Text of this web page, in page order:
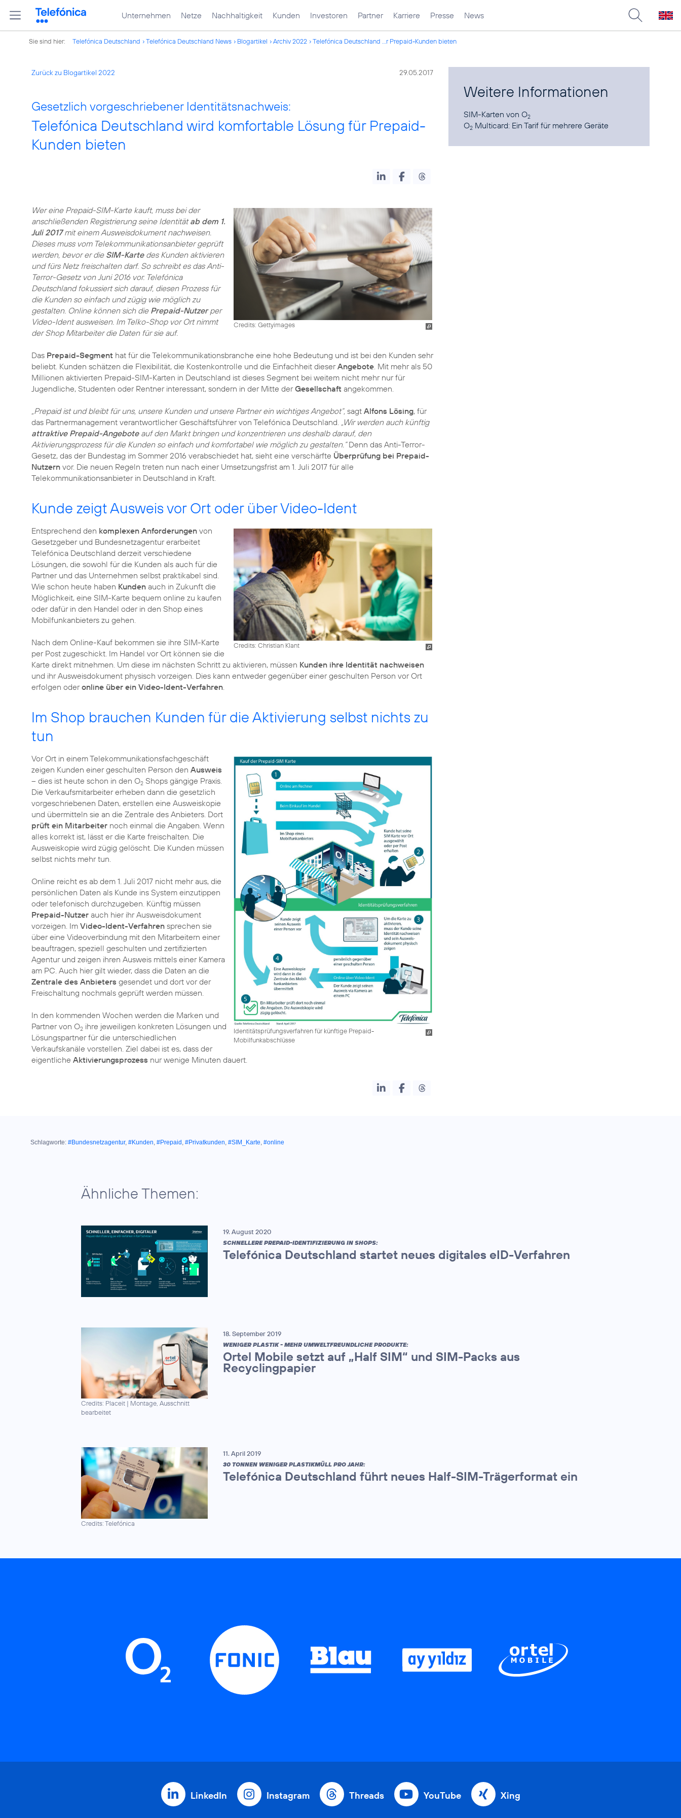
Unternehmen Netze Nachhaltigkeit Kunden Investoren Partner Karriere Presse News
Sie sind hier: Telefónica Deutschland Telefónica Deutschland News Blogartikel Archiv 2022 Telefónica Deutschland ...r Prepaid-Kunden bieten
Zurück zu Blogartikel 2022 29.05.2017
Gesetzlich vorgeschriebener Identitätsnachweis:
Telefónica Deutschland wird komfortable Lösung für Prepaid-
Kunden bieten
Credits: Gettyimages
Wer eine Prepaid-SIM-Karte kauft, muss bei der
anschließenden Registrierung seine Identitätab dem 1.
Juli 2017mit einem Ausweisdokument nachweisen.
Dieses muss vom Telekommunikationsanbieter geprüft
werden, bevor er die SIM-Karte des Kunden aktivieren
und fürs Netz freischalten darf. So schreibt es das Anti-
Terror-Gesetz von Juni 2016 vor. Telefónica
Deutschland fokussiert sich darauf, diesen Prozess für
die Kunden so einfach und zügig wie möglich zu
gestalten. Online können sich die Prepaid-Nutzerper
Video-Ident ausweisen. Im Telko-Shop vor Ort nimmt
der Shop Mitarbeiter die Daten für sie auf.
Das Prepaid-Segment hat für die Telekommunikationsbranche eine hohe Bedeutung und ist bei den Kunden sehr
beliebt. Kunden schätzen die Flexibilität, die Kostenkontrolle und die Einfachheit dieserAngebote. Mit mehr als 50
Millionen aktivierten Prepaid-SIM-Karten in Deutschland ist dieses Segment bei weitem nicht mehr nur für
Jugendliche, Studenten oder Rentner interessant, sondern in der Mitte derGesellschaft angekommen.
„Prepaid ist und bleibt für uns, unsere Kunden und unsere Partner ein wichtiges Angebot“, sagt Alfons Lösing, für
das Partnermanagement verantwortlicher Geschäftsführer von Telefónica Deutschland. „Wir werden auch künftig
attraktive Prepaid-Angeboteauf den Markt bringen und konzentrieren uns deshalb darauf, den
Aktivierungsprozess für die Kunden so einfach und komfortabel wie möglich zu gestalten.“Denn das Anti-Terror-
Gesetz, das der Bundestag im Sommer 2016 verabschiedet hat, sieht eine verschärfte Überprüfung bei Prepaid-
Nutzern vor. Die neuen Regeln treten nun nach einer Umsetzungsfrist am 1. Juli 2017 für alle
Telekommunikationsanbieter in Deutschland in Kraft.
Kunde zeigt Ausweis vor Ort oder über Video-Ident
Credits: Christian Klant
Entsprechend den komplexen Anforderungen von
Gesetzgeber und Bundesnetzagentur erarbeitet
Telefónica Deutschland derzeit verschiedene
Lösungen, die sowohl für die Kunden als auch für die
Partner und das Unternehmen selbst praktikabel sind.
Wie schon heute haben Kunden auch in Zukunft die
Möglichkeit, eine SIM-Karte bequem online zu kaufen
oder dafür in den Handel oder in den Shop eines
Mobilfunkanbieters zu gehen.
Nach dem Online-Kauf bekommen sie ihre SIM-Karte
per Post zugeschickt. Im Handel vor Ort können sie die
Karte direkt mitnehmen. Um diese im nächsten Schritt zu aktivieren, müssen Kunden ihre Identität nachweisen
und ihr Ausweisdokument physisch vorzeigen. Dies kann entweder gegenüber einer geschulten Person vor Ort
erfolgen oderonline über ein Video-Ident-Verfahren.
Im Shop brauchen Kunden für die Aktivierung selbst nichts zu
tun
Identitätsprüfungsverfahren für künftige Prepaid-
Mobilfunkabschlüsse
Vor Ort in einem Telekommunikationsfachgeschäft
zeigen Kunden einer geschulten Person den Ausweis
– dies ist heute schon in den O2 Shops gängige Praxis.
Die Verkaufsmitarbeiter erheben dann die gesetzlich
vorgeschriebenen Daten, erstellen eine Ausweiskopie
und übermitteln sie an die Zentrale des Anbieters. Dort
prüft ein Mitarbeiter noch einmal die Angaben. Wenn
alles korrekt ist, lässt er die Karte freischalten. Die
Ausweiskopie wird zügig gelöscht. Die Kunden müssen
selbst nichts mehr tun.
Online reicht es ab dem 1. Juli 2017 nicht mehr aus, die
persönlichen Daten als Kunde ins System einzutippen
oder telefonisch durchzugeben. Künftig müssen
Prepaid-Nutzer auch hier ihr Ausweisdokument
vorzeigen. Im Video-Ident-Verfahren sprechen sie
über eine Videoverbindung mit den Mitarbeitern einer
beauftragen, speziell geschulten und zertifizierten
Agentur und zeigen ihren Ausweis mittels einer Kamera
am PC. Auch hier gilt wieder, dass die Daten an die
Zentrale des Anbieters gesendet und dort vor der
Freischaltung nochmals geprüft werden müssen.
In den kommenden Wochen werden die Marken und
Partner von O2 ihre jeweiligen konkreten Lösungen und
Lösungspartner für die unterschiedlichen
Verkaufskanäle vorstellen. Ziel dabei ist es, dass der
eigentliche Aktivierungsprozess nur wenige Minuten dauert.
Weitere Informationen
SIM-Karten von O2
O2 Multicard: Ein Tarif für mehrere Geräte
Schlagworte: #Bundesnetzagentur, #Kunden, #Prepaid , #Privatkunden, #SIM_Karte, #online
Ähnliche Themen:
19. August 2020
SCHNELLERE PREPAID-IDENTIFIZIERUNG IN SHOPS:
Telefónica Deutschland startet neues digitales eID-Verfahren
Credits: Placeit | Montage, Ausschnitt
bearbeitet
18. September 2019
WENIGER PLASTIK - MEHR UMWELTFREUNDLICHE PRODUKTE:
Ortel Mobile setzt auf „Half SIM“ und SIM-Packs aus
Recyclingpapier
Credits: Telefónica
11. April 2019
30 TONNEN WENIGER PLASTIKMÜLL PRO JAHR:
Telefónica Deutschland führt neues Half-SIM-Trägerformat ein
LinkedIn Instagram Threads YouTube Xing